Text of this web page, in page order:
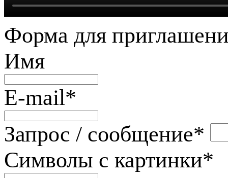
Форма для
Имя
E-mail*
Запрос / сообщение*
Символы с картинки*